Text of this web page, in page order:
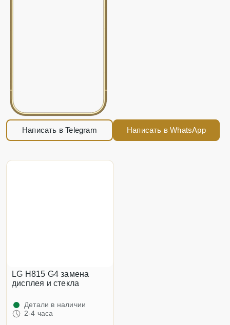
Написать в Telegram Написать в WhatsApp
LG H815 G4 замена
дисплея и стекла
Детали в наличии
2-4 часа